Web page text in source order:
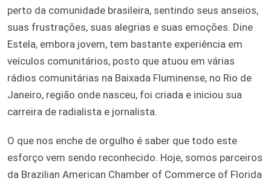
perto da comunidade brasileira, sentindo seus anseios,
suas frustrações, suas alegrias e suas emoções. Dine
Estela, embora jovem, tem bastante experiência em
veículos comunitários, posto que atuou em várias
rádios comunitárias na Baixada Fluminense, no Rio de
Janeiro, região onde nasceu, foi criada e iniciou sua
carreira de radialista e jornalista.
O que nos enche de orgulho é saber que todo este
esforço vem sendo reconhecido. Hoje, somos parceiros
da Brazilian American Chamber of Commerce of Florida